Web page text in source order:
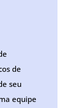
de
seu
equipe